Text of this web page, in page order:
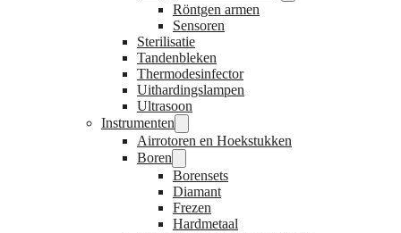
Röntgen armen
Sensoren
Sterilisatie
Tandenbleken
Thermodesinfector
Uithardingslampen
Ultrasoon
Instrumenten
Airrotoren en Hoekstukken
Boren
Borensets
Diamant
Frezen
Hardmetaal